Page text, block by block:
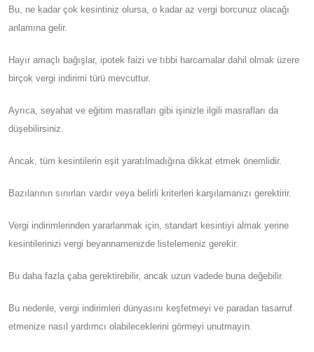
Bu, ne kadar çok kesintiniz olursa, o kadar az vergi borcunuz olacağı
anlamına gelir.
Hayır amaçlı bağışlar, ipotek faizi ve tıbbi harcamalar dahil olmak üzere
birçok vergi indirimi türü mevcuttur.
Ayrıca, seyahat ve eğitim masrafları gibi işinizle ilgili masrafları da
düşebilirsiniz.
Ancak, tüm kesintilerin eşit yaratılmadığına dikkat etmek önemlidir.
Bazılarının sınırları vardır veya belirli kriterleri karşılamanızı gerektirir.
Vergi indirimlerinden yararlanmak için, standart kesintiyi almak yerine
kesintilerinizi vergi beyannamenizde listelemeniz gerekir.
Bu daha fazla çaba gerektirebilir, ancak uzun vadede buna değebilir.
Bu nedenle, vergi indirimleri dünyasını keşfetmeyi ve paradan tasarruf
etmenize nasıl yardımcı olabileceklerini görmeyi unutmayın.